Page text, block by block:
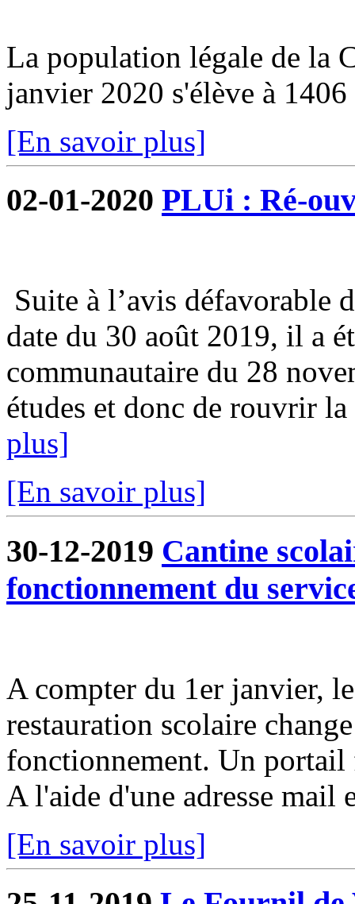
La population légale de la
janvier 2020 s'élève à
[En savoir plus]
02-01-2020 PLUi : Ré-
Suite à l’avis défavorable
date du 30 août 2019, il a
communautaire du 28
études et donc de rouvrir
plus]
[En savoir plus]
30-12-2019 Cantine
fonctionnement du
A compter du 1er janvier,
restauration scolaire
fonctionnement. Un
A l'aide d'une adresse mail
[En savoir plus]